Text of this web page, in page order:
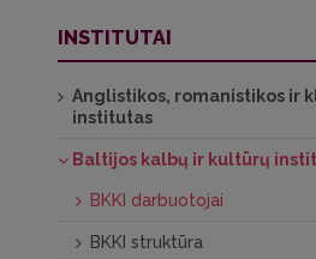
INSTITUTAI
Anglistikos, romanistikos ir
institutas
Baltijos kalbų ir kultūrų
BKKI darbuotojai
BKKI struktūra